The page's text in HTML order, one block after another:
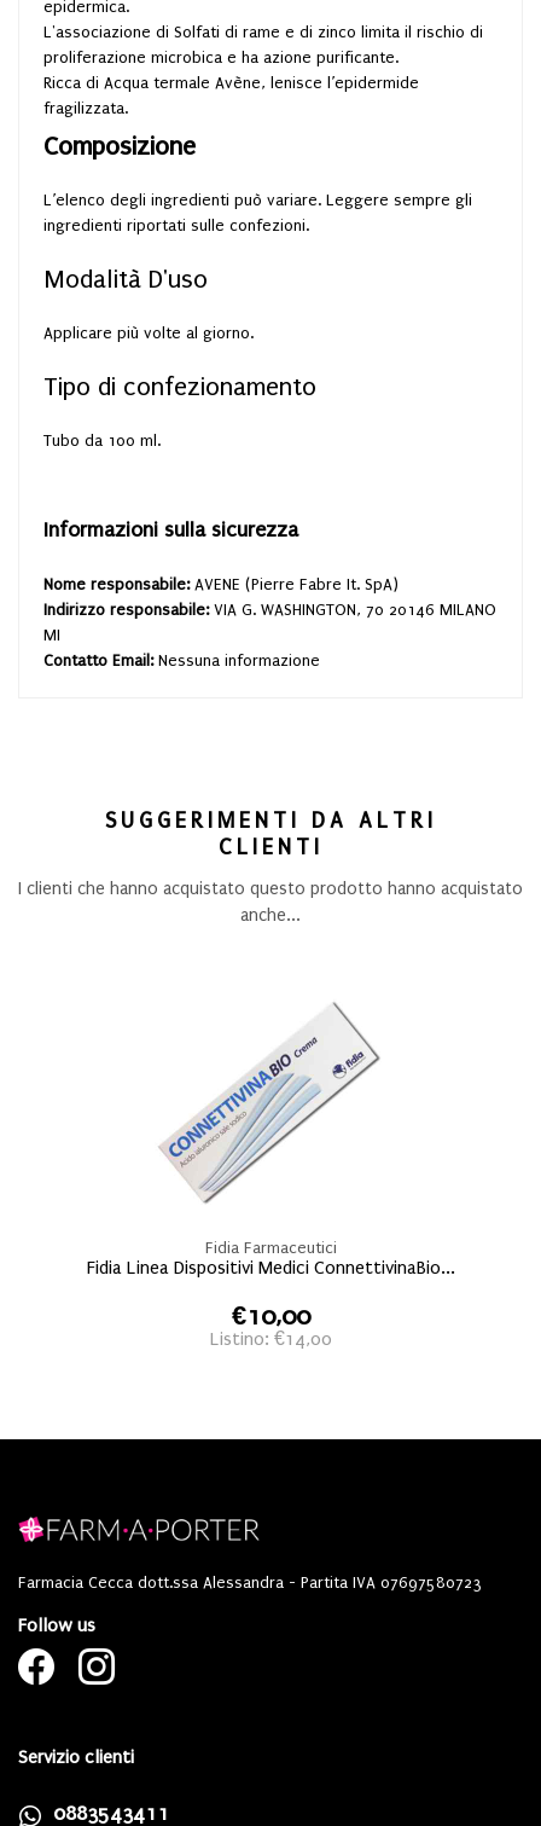
epidermica.
L'associazione di Solfati di rame e di zinco limita il rischio di
proliferazione microbica e ha azione purificante.
Ricca di Acqua termale Avène, lenisce l’epidermide
fragilizzata.
Composizione
L’elenco degli ingredienti può variare. Leggere sempre gli
ingredienti riportati sulle confezioni.
Modalità D'uso
Applicare più volte al giorno.
Tipo di confezionamento
Tubo da 100 ml.
Informazioni sulla sicurezza
Nome responsabile: AVENE (Pierre Fabre It. SpA)
Indirizzo responsabile: VIA G. WASHINGTON, 70 20146 MILANO
MI
Contatto Email: Nessuna informazione
SUGGERIMENTI DA ALTRI
CLIENTI
I clienti che hanno acquistato questo prodotto hanno acquistato
anche...
Fidia Farmaceutici
Fidia Linea Dispositivi Medici ConnettivinaBio...
€10,00
Listino: €14,00
Farmacia Cecca dott.ssa Alessandra - Partita IVA 07697580723
Follow us
Servizio clienti
0883543411